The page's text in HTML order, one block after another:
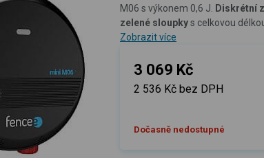
M06 s výkonem 0,6 J. Diskrétní
zelené sloupkys celkovou
Zobrazit více
3 069 Kč
2 536 Kč bez DPH
Dočasně nedostupné